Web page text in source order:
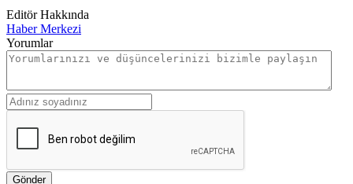
Editör Hakkında
Haber Merkezi
Yorumlar
Gönder